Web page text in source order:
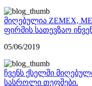
მიღებულია ZEMEX,
ფირმის სათევზაო
05/06/2019
ჩვენს ქსელში
სასროლი თეფშები.